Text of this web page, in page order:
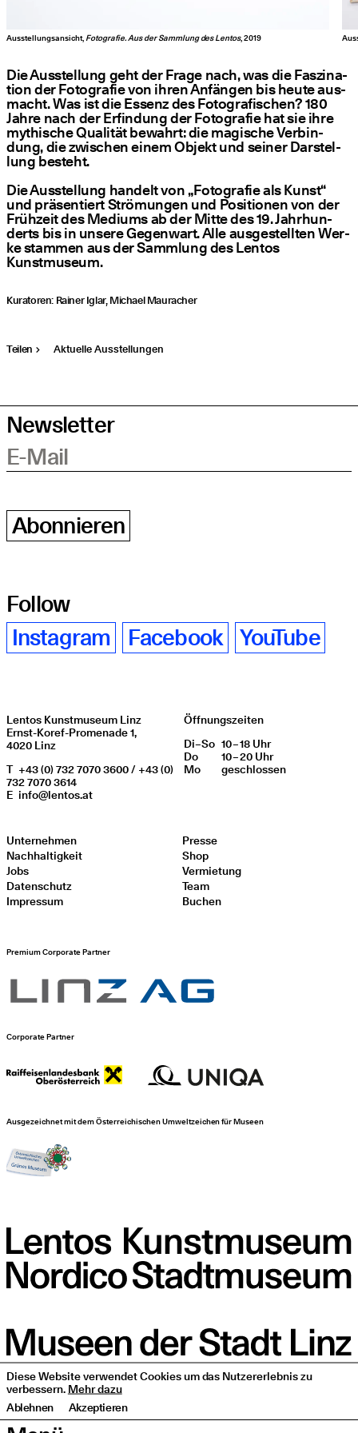
Ausstellungsansicht, Fotografie. Aus der Sammlung des Lentos, 2019
Die Aus­stel­lung geht der Fra­ge nach, was die Fas­zi­na­
ti­on der Foto­gra­fie von ihren Anfän­gen bis heu­te aus­
macht. Was ist die Essenz des Foto­gra­fi­schen? 180
Jah­re nach der Erfin­dung der Foto­gra­fie hat sie ihre
mythi­sche Qua­li­tät bewahrt: die magi­sche Ver­bin­
dung, die zwi­schen einem Objekt und sei­ner Dar­stel­
lung besteht.
Die Aus­stel­lung han­delt von„Foto­gra­fie als Kunst“
und prä­sen­tiert Strö­mun­gen und Posi­tio­nen von der
Früh­zeit des Medi­ums ab der Mit­te des 19. Jahr­hun­
derts bis in unse­re Gegen­wart. Alle aus­ge­stell­ten Wer­
ke stam­men aus der Samm­lung des Lentos
Kunstmuseum.
Kura­to­ren: Rai­ner Iglar, Micha­el Mauracher
Teilen Aktuelle Ausstellungen
Newsletter
E-Mail
Abonnieren
Follow
Instagram
Facebook YouTube
Lentos Kunstmuseum Linz
Ernst-Koref-Promenade 1,
4020 Linz
T +43 (0) 732 7070 3600 / +43 (0)
732 7070 3614
E info@lentos.at
Öffnungszeiten
WochentagÖffnungszeiten
Di–So 10 – 18 Uhr
Do
10 – 20 Uhr
Mo
geschlos­sen
Unternehmen
Nachhaltigkeit
Jobs
Datenschutz
Impressum
Presse
Shop
Vermietung
Team
Buchen
Premium Corporate Partner
Corporate Partner
Ausgezeichnet mit dem Österreichischen Umweltzeichen für Museen
Diese Website verwendet Cookies um das Nutzererlebnis zu
verbessern.Mehr dazu
Ablehnen
Akzeptieren